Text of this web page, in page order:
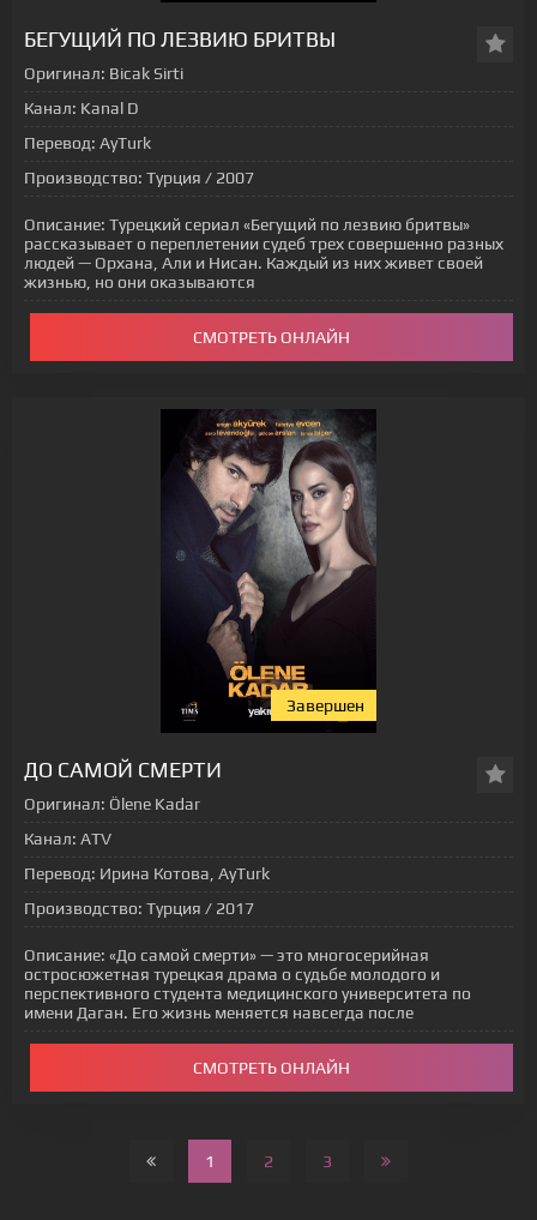
БЕГУЩИЙ ПО ЛЕЗВИЮ БРИТВЫ
Оригинал: Bicak Sirti
Канал: Kanal D
Перевод: AyTurk
Производство: Турция / 2007
Описание: Турецкий сериал «Бегущий по лезвию бритвы»
рассказывает о переплетении судеб трех совершенно разных
людей — Орхана, Али и Нисан. Каждый из них живет своей
жизнью, но они оказываются
СМОТРЕТЬ ОНЛАЙН
Завершен
ДО САМОЙ СМЕРТИ
Оригинал: Ölene Kadar
Канал: ATV
Перевод: Ирина Котова, AyTurk
Производство: Турция / 2017
Описание: «До самой смерти» — это многосерийная
остросюжетная турецкая драма о судьбе молодого и
перспективного студента медицинского университета по
имени Даган. Его жизнь меняется навсегда после
СМОТРЕТЬ ОНЛАЙН
1 2 3